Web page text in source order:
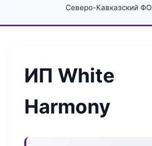
Северо-Кавказский ФО
ИП White
Harmony